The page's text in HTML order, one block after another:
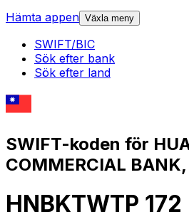
Hämta appen Växla meny
SWIFT/BIC
Sök efter bank
Sök efter land
SWIFT-koden för
COMMERCIAL
HNBKTWTP 172